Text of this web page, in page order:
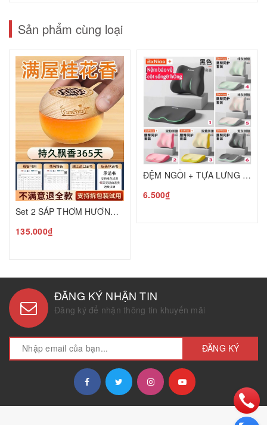
Sản phẩm cùng loại
Set 2 SÁP THƠM HƯƠNG HOA MỘC T25050601
135.000₫
ĐỆM NGỒI + TỰA LƯNG CAO CẤP BẢO VỆ CỘT SỐNG C25050205
6.500₫
ĐĂNG KÝ NHẬN TIN
Đăng ký để nhận thông tin khuyến mãi
ĐĂNG KÝ